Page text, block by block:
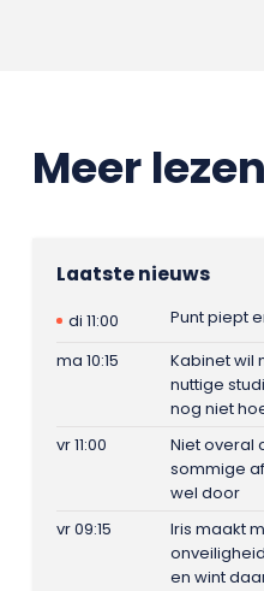
Meer
Laatste nieuws
di 11:00
Punt piept
ma 10:15
Kabinet wil
nuttige
nog niet
vr 11:00
Niet overal
sommige
wel door
vr 09:15
Iris maakt
en wint